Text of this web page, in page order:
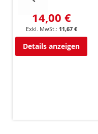
14,00 €
11,67 €
Details anzeigen